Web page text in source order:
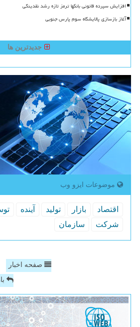
افزایش سپرده قانونی بانکها ترمز تازه رشد نقدینگی
آغاز بازسازی پالایشگاه سوم پارس جنوبی
جدیدترین ها
موضوعات ایزو وب
اقتصاد بازار تولید آینده
شركت
سازمان
صفحه اخبار